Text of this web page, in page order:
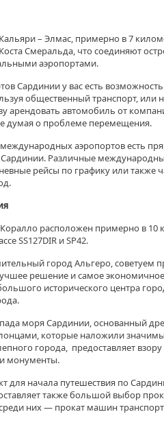
– Элмас, примерно в 7
Смеральда, что соединяют
аэропортами.
Сардинии у вас есть
общественный транспорт, или
арендовать автомобиль от
думая о проблеме перемещения.
аэропортов есть
Сардинии. Различные
рейсы по графику или также
расположен примерно в 10
SS127DIR и SP42.
город Альгеро, советуем
решение и самое экономичное
исторического центра
моря Сардинии, основанный
которые наложили
города, предоставляет взору
монументы.
для начала путешествия по
также большой выбор
них — прокат машин